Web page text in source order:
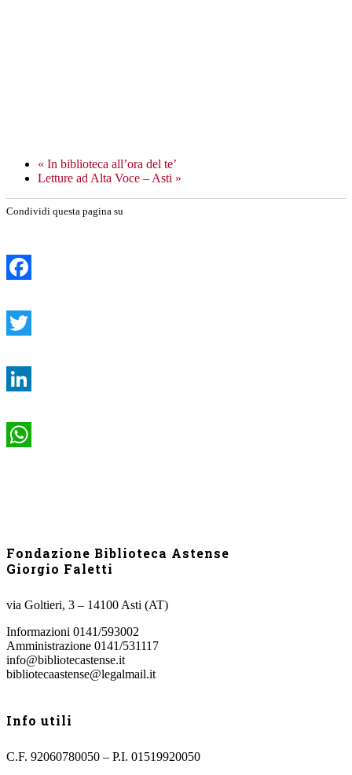
« In biblioteca all’ora del te’
Letture ad Alta Voce – Asti »
Condividi questa pagina su
Fondazione Biblioteca Astense
Giorgio Faletti
via Goltieri, 3 – 14100 Asti (AT)
Informazioni 0141/593002
Amministrazione 0141/531117
info@bibliotecastense.it
bibliotecaastense@legalmail.it
Info utili
C.F. 92060780050 – P.I. 01519920050